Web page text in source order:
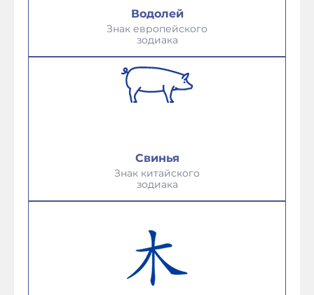
Водолей
Знак европейского
зодиака
Свинья
Знак китайского
зодиака